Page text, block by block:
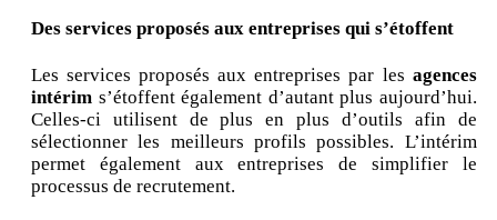
Des services proposés aux entreprises qui s’étoffent
Les services proposés aux entreprises par les agences
intérim s’étoffent également d’autant plus aujourd’hui.
Celles-ci utilisent de plus en plus d’outils afin de
sélectionner les meilleurs profils possibles. L’intérim
permet également aux entreprises de simplifier le
processus de recrutement.